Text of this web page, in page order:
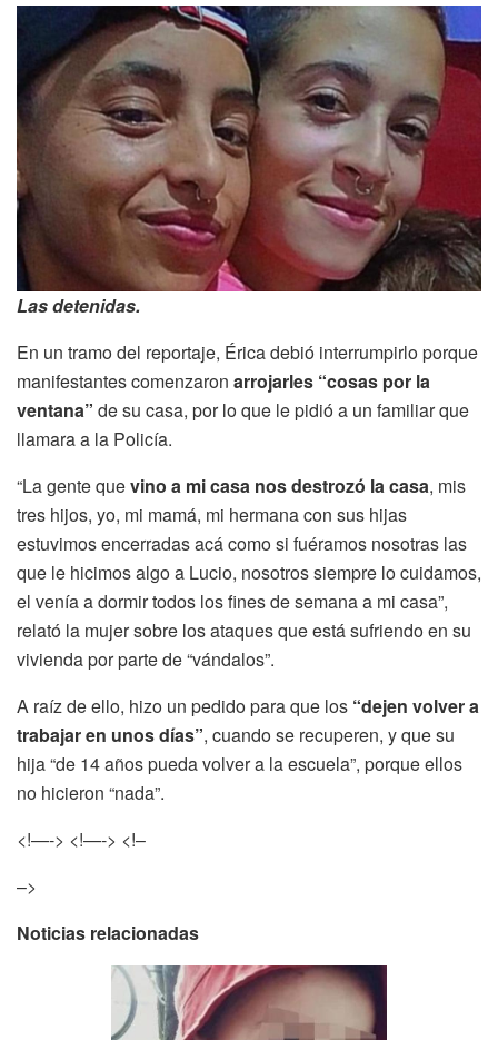
Las detenidas.
En un tramo del reportaje, Éricadebió interrumpirlo porque
manifestantes comenzaron arrojarles “cosas por la
ventana” de su casa, por lo que le pidió a un familiar que
llamara a la Policía.
“La gente quevino a mi casa nos destrozó la casa, mis
tres hijos, yo, mi mamá, mi hermana con sus hijas
estuvimos encerradas acá como si fuéramos nosotras las
que le hicimos algo a Lucio, nosotros siempre lo cuidamos,
el venía a dormir todos los fines de semana a mi casa”,
relató la mujer sobre los ataques que está sufriendo en su
vivienda por parte de “vándalos”.
A raíz de ello, hizo un pedido para que los “dejen volver a
trabajar en unos días”, cuando se recuperen, y que su
hija “de 14 años pueda volver a la escuela”, porque ellos
no hicieron “nada”.
<!—-> <!—-> <!–
–>
Noticias relacionadas